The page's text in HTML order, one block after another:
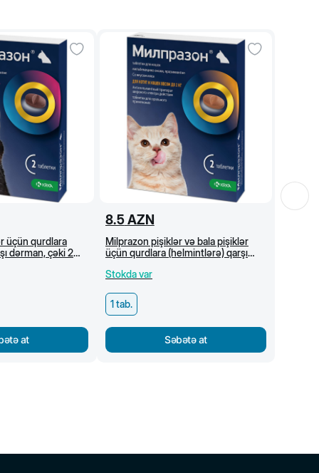
üçün qurdlara
dərman, çəki 2
at
8.5 AZN
Milprazon pişiklər və bala pişiklər
üçün qurdlara (helmintlərə) qarşı
Stokda var
1 tab.
Səbətə at